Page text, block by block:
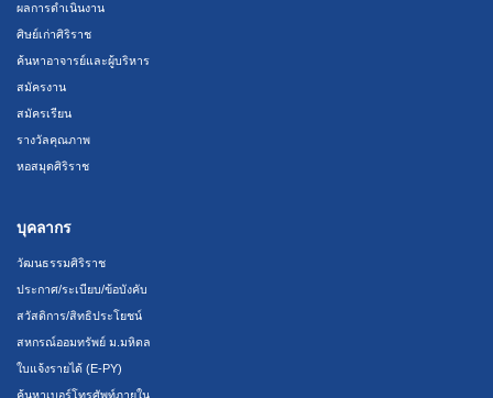
ผลการดำเนินงาน
ศิษย์เก่าศิริราช
ค้นหาอาจารย์และผู้บริหาร
สมัครงาน
สมัครเรียน
รางวัลคุณภาพ
หอสมุดศิริราช
บุคลากร
วัฒนธรรมศิริราช
ประกาศ/ระเบียบ/ข้อบังคับ
สวัสดิการ/สิทธิประโยชน์
สหกรณ์ออมทรัพย์ ม.มหิดล
ใบแจ้งรายได้ (E-PY)
ค้นหาเบอร์โทรศัพท์ภายใน